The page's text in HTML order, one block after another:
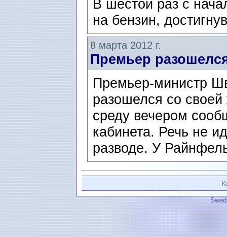
В шестой раз с
на бензин,
8 марта 2012 г.
Премьер
Премьер-министр
разошелся со
среду вечером
кабинета. Речь не
разводе. У